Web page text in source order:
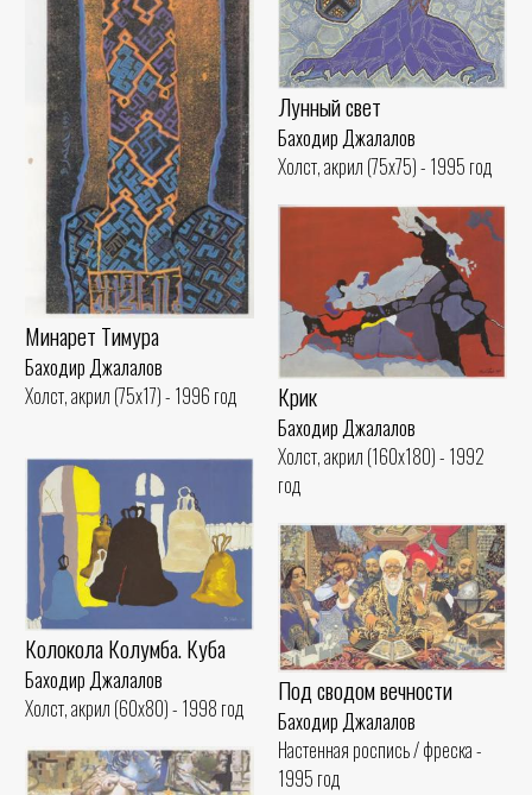
Минарет Тимура
Баходир Джалалов
Холст, акрил (75x17) - 1996 год
Лунный свет
Баходир Джалалов
Холст, акрил (75x75) - 1995 год
Крик
Баходир Джалалов
Холст, акрил (160x180) - 1992
год
Колокола Колумба. Куба
Баходир Джалалов
Холст, акрил (60x80) - 1998 год
Под сводом вечности
Баходир Джалалов
Настенная роспись / фреска -
1995 год